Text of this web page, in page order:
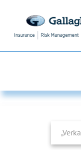
Job Search Page